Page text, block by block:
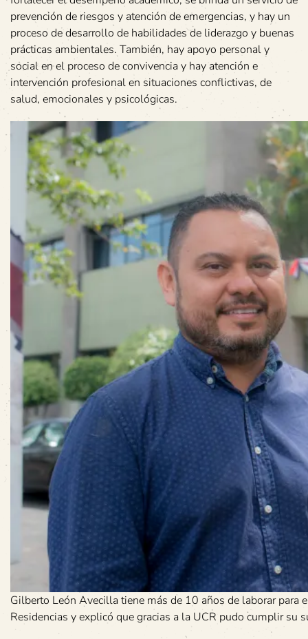
prevención de riesgos y atención de emergencias, y hay un
proceso de desarrollo de habilidades de liderazgo y buenas
prácticas ambientales. También, hay apoyo personal y
social en el proceso de convivencia y hay atención e
intervención profesional en situaciones conflictivas, de
salud, emocionales y psicológicas.
Gilberto León Avecilla tiene más de 10 años de laborar
Residencias y explicó que gracias a la UCR pudo cumplir